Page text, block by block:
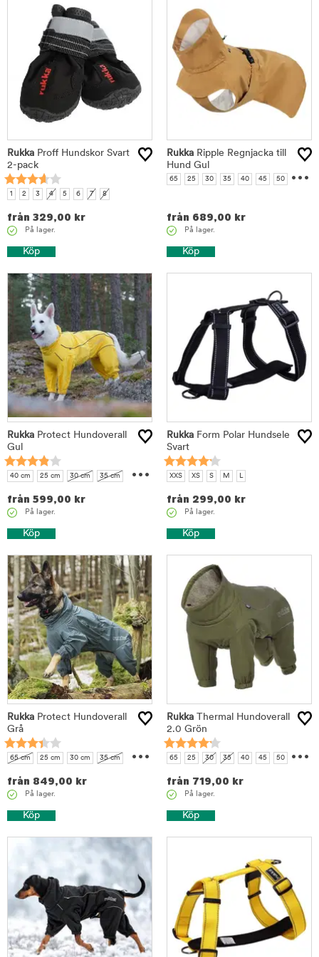
Rukka Proff Hundskor Svart
2-pack
1 2 3 4 5 6 7 8
från 329,00 kr
På lager.
Köp
Rukka Ripple Regnjacka till
Hund Gul
65 25 30 35 40 45 50
55
...
från 689,00 kr
På lager.
Köp
Rukka Protect Hundoverall
Gul
40 cm 25 cm 30 cm
35 cm
65 cm
...
från 599,00 kr
På lager.
Köp
Rukka Form Polar Hundsele
Svart
XXS XS S M L
från 299,00 kr
På lager.
Köp
Rukka Protect Hundoverall
Grå
65 cm 25 cm 30 cm
35 cm
60 cm
...
från 849,00 kr
På lager.
Köp
Rukka Thermal Hundoverall
2.0 Grön
65 25 30 35 40 45 50
55
...
från 719,00 kr
På lager.
Köp